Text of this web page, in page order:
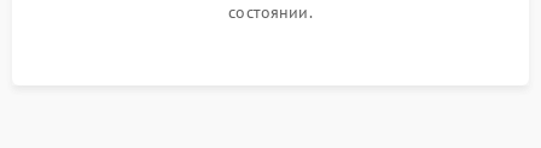
состоянии.